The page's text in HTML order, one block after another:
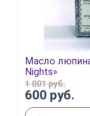
Масло
Nights»
600 руб.
1 001 руб.